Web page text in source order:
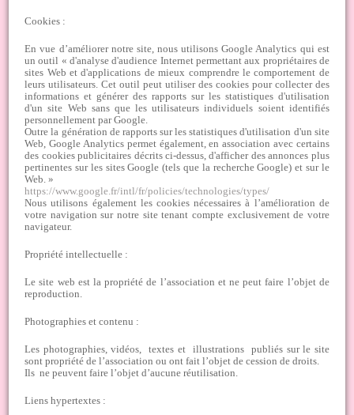
Cookies :
En vue d’améliorer notre site, nous utilisons Google Analytics qui est
un outil « d'analyse d'audience Internet permettant aux propriétaires de
sites Web et d'applications de mieux comprendre le comportement de
leurs utilisateurs. Cet outil peut utiliser des cookies pour collecter des
informations et générer des rapports sur les statistiques d'utilisation
d'un site Web sans que les utilisateurs individuels soient identifiés
personnellement par Google.
Outre la génération de rapports sur les statistiques d'utilisation d'un site
Web, Google Analytics permet également, en association avec certains
des cookies publicitaires décrits ci-dessus, d'afficher des annonces plus
pertinentes sur les sites Google (tels que la recherche Google) et sur le
Web. »
https://www.google.fr/intl/fr/policies/technologies/types/
Nous utilisons également les cookies nécessaires à l’amélioration de
votre navigation sur notre site tenant compte exclusivement de votre
navigateur.
Propriété intellectuelle :
Le site web est la propriété de l’association et ne peut faire l’objet de
reproduction.
Photographies et contenu :
Les photographies, vidéos, textes et illustrations publiés sur le site
sont propriété de l’association ou ont fait l’objet de cession de droits.
Ils ne peuvent faire l’objet d’aucune réutilisation.
Liens hypertextes :